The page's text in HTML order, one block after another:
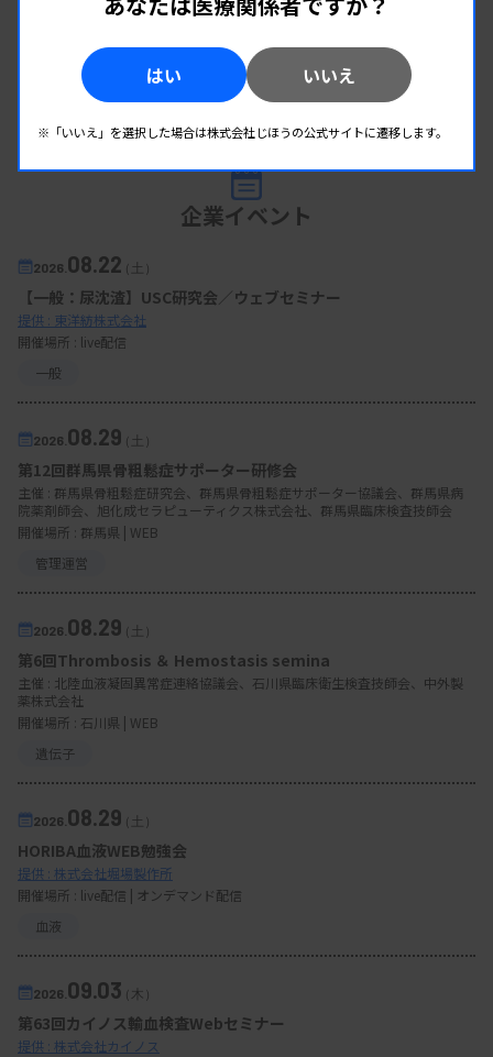
企業イベント
2026. 08.22（土）
【一般：尿沈渣】USC研究会／ウェブセミナー
提供 : 東洋紡株式会社
開催場所 : live配信
一般
2026. 08.29（土）
第12回群馬県骨粗鬆症サポーター研修会
主催 : 群馬県骨粗鬆症研究会、群馬県骨粗鬆症サポーター協議会、群馬県病
院薬剤師会、旭化成セラピューティクス株式会社、群馬県臨床検査技師会
開催場所 : 群馬県 | WEB
管理運営
2026. 08.29（土）
第6回Thrombosis ＆ Hemostasis semina
主催 : 北陸血液凝固異常症連絡協議会、石川県臨床衛生検査技師会、中外製
薬株式会社
開催場所 : 石川県 | WEB
遺伝子
2026. 08.29（土）
HORIBA血液WEB勉強会
提供 : 株式会社堀場製作所
開催場所 : live配信 | オンデマンド配信
血液
2026. 09.03（木）
第63回カイノス輸血検査Webセミナー
提供 : 株式会社カイノス
はい いいえ
※「いいえ」を選択した場合は株式会社じほうの公式サイトに遷移します。